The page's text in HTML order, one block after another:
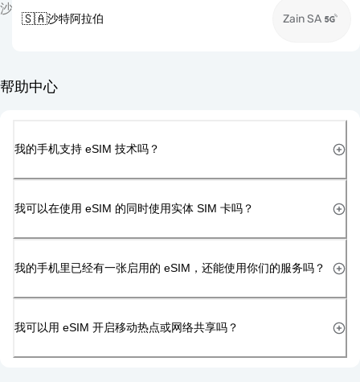
沙
🇸🇦沙特阿拉伯 Zain SA
帮助中心
我的手机支持 eSIM 技术吗？
我可以在使用 eSIM 的同时使用实体 SIM 卡吗？
我的手机里已经有一张启用的 eSIM，还能使用你们的服务吗？
我可以用 eSIM 开启移动热点或网络共享吗？